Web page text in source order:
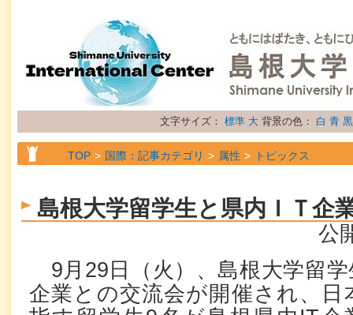
文字サイズ： 標準 大 背景の色： 白 青 黒
TOP 国際：記事カテゴリ 属性 トピックス
島根大学留学生と県内ＩＴ企
公
9月29日（火）、島根大学留
企業との交流会が開催され、日